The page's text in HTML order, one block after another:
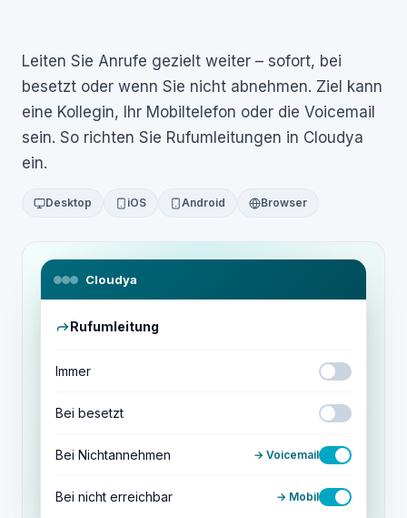
Leiten Sie Anrufe gezielt weiter – sofort, bei
besetzt oder wenn Sie nicht abnehmen. Ziel kann
eine Kollegin, Ihr Mobiltelefon oder die Voicemail
sein. So richten Sie Rufumleitungen in Cloudya
ein.
Desktop iOS Android Browser
Cloudya
Rufumleitung
Immer
Bei besetzt
Bei Nichtannehmen → Voicemail
Bei nicht erreichbar → Mobil